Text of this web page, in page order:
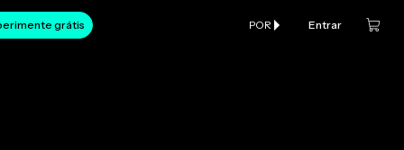
grátis POR Entrar